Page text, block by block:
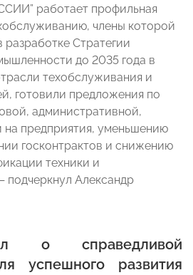
работает профильная
члены которой
Стратегии
до 2035 года в
техобслуживания и
готовили предложения по
административной,
на предприятия, уменьшению
госконтрактов и снижению
техники и
подчеркнул Александр
о справедливой
успешного развития